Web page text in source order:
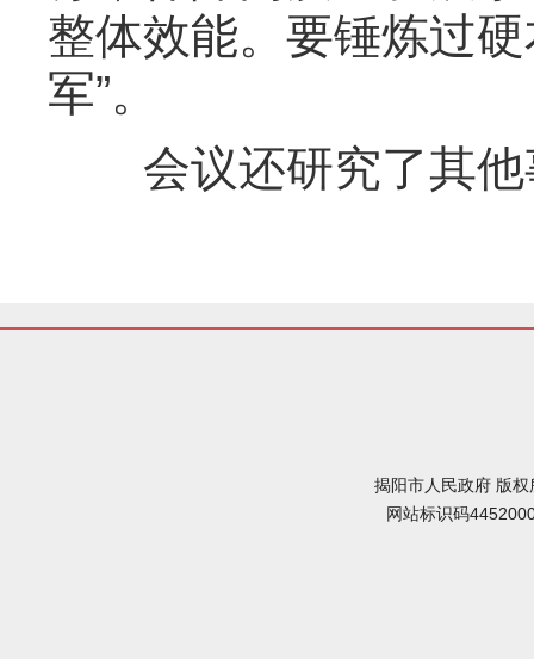
整体效能。要锤炼过
军”。
会议还研究了其他
揭阳市人民政府 版
网站标识码